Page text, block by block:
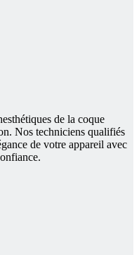
de la coque
Nos techniciens qualifiés
de votre appareil avec